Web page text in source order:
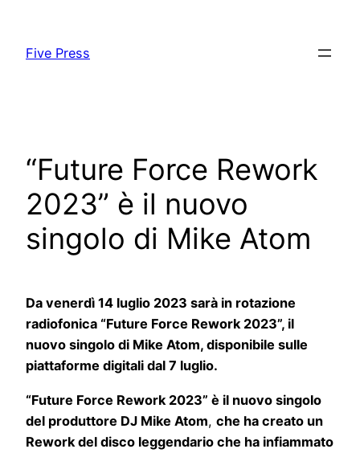
content
Five Press
“Future Force Rework
2023” è il nuovo
singolo di Mike Atom
Da venerdì 14 luglio 2023 sarà in rotazione
radiofonica “Future Force Rework 2023”, il
nuovo singolo di Mike Atom, disponibile sulle
piattaforme digitali dal 7 luglio.
“Future Force Rework 2023” è il nuovo singolo
del produttore DJ Mike Atom, che ha creato un
Rework del disco leggendario che ha infiammato